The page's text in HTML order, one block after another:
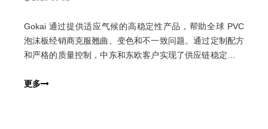
Gokai 通过提供适应气候的高稳定性产品，帮助全球 PVC
泡沫板经销商克服翘曲、变色和不一致问题。通过定制配方
和严格的质量控制，中东和东欧客户实现了供应链稳定、售
更多